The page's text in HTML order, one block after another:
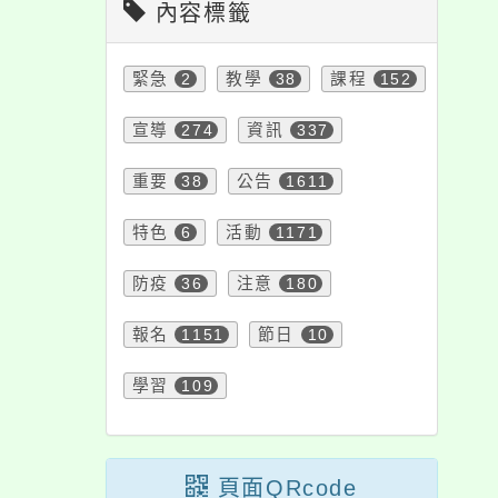
內容標籤
緊急 2 教學 38 課程 152
宣導 274 資訊 337
重要 38 公告 1611
特色 6 活動 1171
防疫 36 注意 180
報名 1151 節日 10
學習 109
頁面QRcode
課後社團活動實施要
點」，並自中華民國
一百十四年四月十四